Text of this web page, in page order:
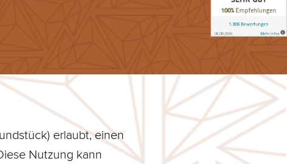
erlaubt, einen
Nutzung kann